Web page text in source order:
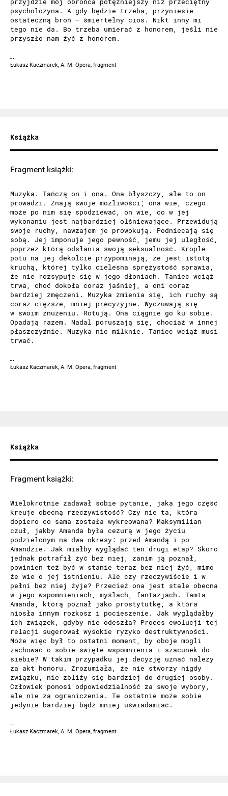
psycholożyna. A gdy będzie trzeba, przyniesie
ostateczną broń – śmiertelny cios. Nikt inny mi
tego nie da. Bo trzeba umierać z honorem, jeśli nie
przyszło nam żyć z honorem.
Łukasz Kaczmarek, A. M. Opera, fragment
Książka
Fragment książki:
Muzyka. Tańczą on i ona. Ona błyszczy, ale to on
prowadzi. Znają swoje możliwości; ona wie, czego
może po nim się spodziewać, on wie, co w jej
wykonaniu jest najbardziej olśniewające. Przewidują
swoje ruchy, nawzajem je prowokują. Podniecają się
sobą. Jej imponuje jego pewność, jemu jej uległość,
poprzez którą odsłania swoją seksualność. Krople
potu na jej dekolcie przypominają, że jest istotą
kruchą, której tylko cielesna sprężystość sprawia,
że nie rozsypuje się w jego dłoniach. Taniec wciąż
trwa, choć dokoła coraz jaśniej, a oni coraz
bardziej zmęczeni. Muzyka zmienia się, ich ruchy są
coraz cięższe, mniej precyzyjne. Wyczuwają się
w swoim znużeniu. Rotują. Ona ciągnie go ku sobie.
Opadają razem. Nadal poruszają się, chociaż w innej
płaszczyźnie. Muzyka nie milknie. Taniec wciąż musi
trwać.
Łukasz Kaczmarek, A. M. Opera, fragment
Książka
Fragment książki:
Wielokrotnie zadawał sobie pytanie, jaka jego część
kreuje obecną rzeczywistość? Czy nie ta, która
dopiero co sama została wykreowana? Maksymilian
czuł, jakby Amanda była cezurą w jego życiu
podzielonym na dwa okresy: przed Amandą i po
Amandzie. Jak miałby wyglądać ten drugi etap? Skoro
jednak potrafił żyć bez niej, zanim ją poznał,
powinien też być w stanie teraz bez niej żyć, mimo
że wie o jej istnieniu. Ale czy rzeczywiście i w
pełni bez niej żyje? Przecież ona jest stale obecna
w jego wspomnieniach, myślach, fantazjach. Tamta
Amanda, którą poznał jako prostytutkę, a która
niosła innym rozkosz i pocieszenie. Jak wyglądałby
ich związek, gdyby nie odeszła? Proces ewolucji tej
relacji sugerował wysokie ryzyko destruktywności.
Może więc był to ostatni moment, by oboje mogli
zachować o sobie święte wspomnienia i szacunek do
siebie? W takim przypadku jej decyzję uznać należy
za akt honoru. Zrozumiała, że nie stworzy nigdy
związku, nie zbliży się bardziej do drugiej osoby.
Człowiek ponosi odpowiedzialność za swoje wybory,
ale nie za ograniczenia. Te ostatnie może sobie
jedynie bardziej bądź mniej uświadamiać.
Łukasz Kaczmarek, A. M. Opera, fragment